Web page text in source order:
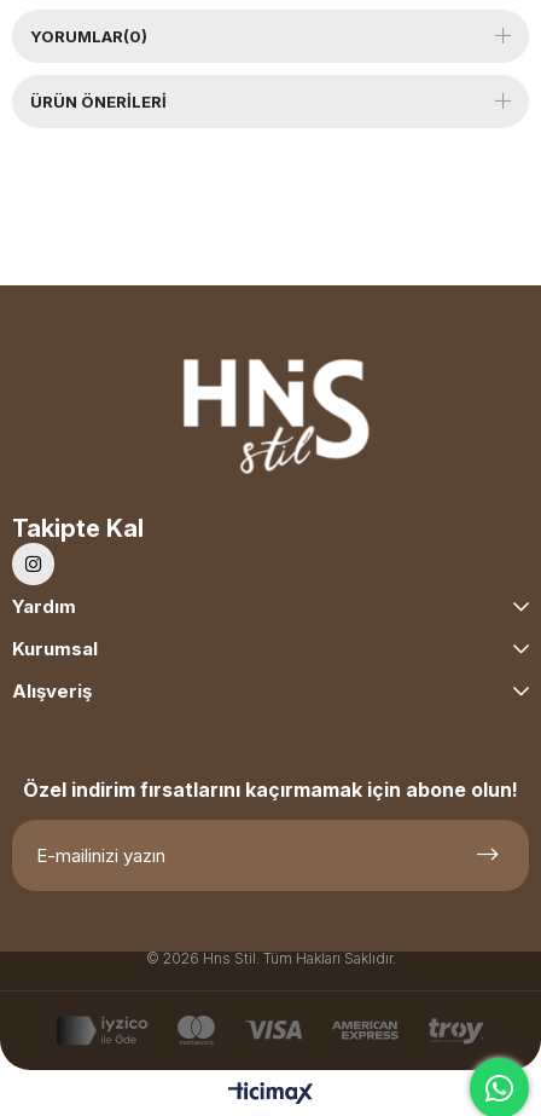
YORUMLAR(0)
ÜRÜN ÖNERILERI
Takipte Kal
Yardım
Kurumsal
Alışveriş
Özel indirim fırsatlarını kaçırmamak için abone olun!
© 2026 Hns Stil. Tüm Hakları Saklıdır.